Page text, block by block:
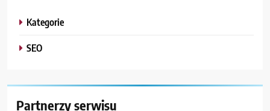
Kategorie
SEO
Partnerzy serwisu